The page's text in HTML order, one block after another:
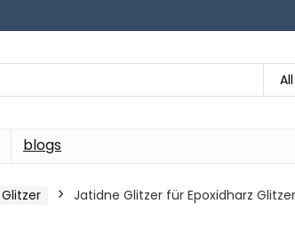
blogs
Glitzer
Jatidne Glitzer für Epoxidharz